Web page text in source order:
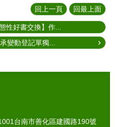
回上一頁 回最上面
性好書交換】作...
變動登記單獨...
台南市善化區建國路190號